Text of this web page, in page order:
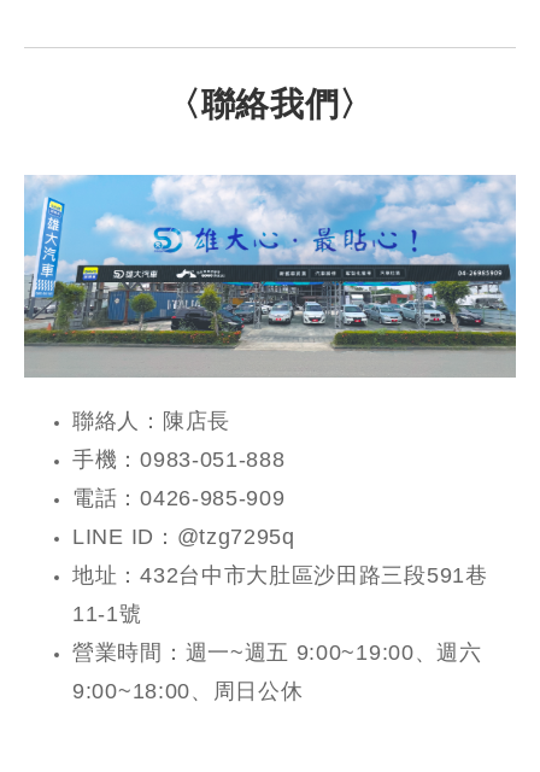
〈聯絡我們〉
聯絡人：陳店長
手機：0983-051-888
電話：0426-985-909
LINE ID：@tzg7295q
地址：432台中市大肚區沙田路三段591巷
11-1號
營業時間：週一~週五 9:00~19:00、週六
9:00~18:00、周日公休